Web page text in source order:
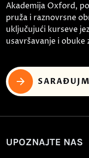
Akademija Oxford,
pruža i raznovrsne
uključujući kurseve
usavršavanje i obuke
UPOZNAJTE NAS